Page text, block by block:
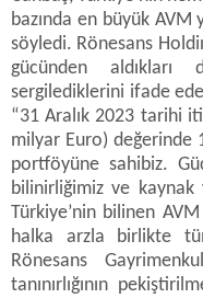
bazında en büyük AVM
söyledi. Rönesans
gücünden
sergilediklerini ifade
“31 Aralık 2023 tarihi
milyar Euro) değerinde
portföyüne sahibiz.
bilinirliğimiz ve
Türkiye’nin bilinen
halka arzla birlikte
Rönesans
tanınırlığının